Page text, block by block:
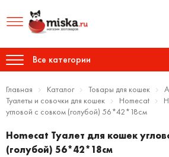
Все категории
Главная Каталог Товары для кошек
Туалеты и совочки для кошек
Homecat
угловой с совком (голубой) 56*42*18см
Homecat Туалет для кошек
(голубой) 56*42*18см